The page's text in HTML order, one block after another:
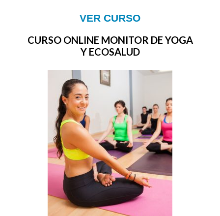
VER CURSO
CURSO ONLINE MONITOR DE YOGA
Y ECOSALUD